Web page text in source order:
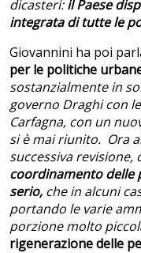
dicasteri:il Paese
integrata di tutte le
Giovannini ha poi
per le politiche
sostanzialmente in
governo Draghi con
Carfagna, con un
si è mai riunito. Ora
successiva revisione,
coordinamento delle
serio, che in alcuni
portando le varie
porzione molto
rigenerazione delle